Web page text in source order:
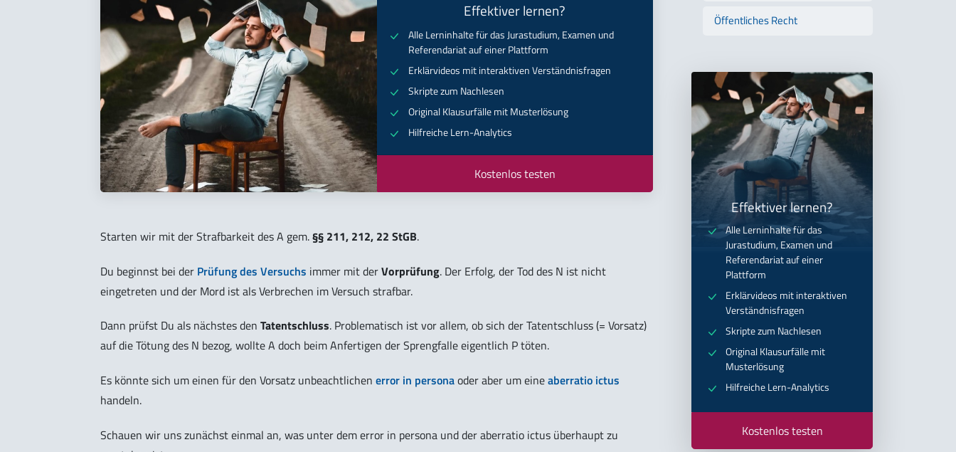
Effektiver lernen?
Alle Lerninhalte für das Jurastudium, Examen und
Referendariat auf einer Plattform
Erklärvideos mit interaktiven Verständnisfragen
Skripte zum Nachlesen
Original Klausurfälle mit Musterlösung
Hilfreiche Lern-Analytics
Kostenlos testen
Starten wir mit der Strafbarkeit des A gem.§§ 211, 212, 22 StGB.
Du beginnst bei der Prüfung des Versuchs immer mit derVorprüfung. Der Erfolg, der Tod des N ist nicht
eingetreten und der Mord ist als Verbrechen im Versuch strafbar.
Dann prüfst Du als nächstes den Tatentschluss. Problematisch ist vor allem, ob sich der Tatentschluss (= Vorsatz)
auf die Tötung des N bezog, wollte A doch beim Anfertigen der Sprengfalle eigentlich P töten.
Es könnte sich um einen für den Vorsatz unbeachtlichen error in personaoder aber um eineaberratio ictus
handeln.
Schauen wir uns zunächst einmal an, was unter dem error in persona und der aberratio ictus überhaupt zu
Öffentliches Recht
Effektiver lernen?
Alle Lerninhalte für das
Jurastudium, Examen und
Referendariat auf einer
Plattform
Erklärvideos mit interaktiven
Verständnisfragen
Skripte zum Nachlesen
Original Klausurfälle mit
Musterlösung
Hilfreiche Lern-Analytics
Kostenlos testen